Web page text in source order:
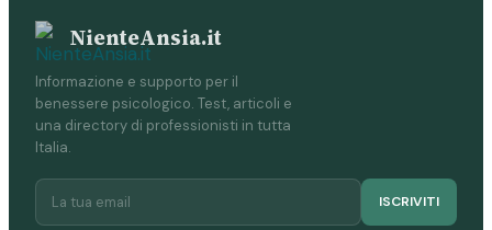
NienteAnsia.it
Informazione e supporto per il
benessere psicologico. Test, articoli e
una directory di professionisti in tutta
Italia.
ISCRIVITI